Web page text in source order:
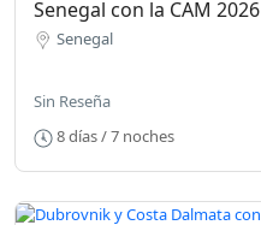
Senegal con la CAM 2026
Senegal
Sin Reseña
8 días / 7 noches